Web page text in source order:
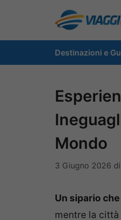
contenuto
Destinazioni e
Mondo
3 Giugno 2026 di
Un sipario
mentre la